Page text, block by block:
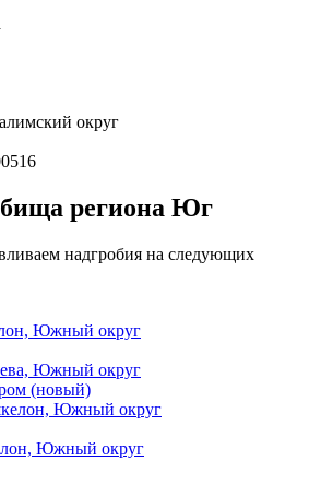
округ
региона Юг
надгробия на следующих
Южный округ
Южный округ
(новый)
Южный округ
Южный округ